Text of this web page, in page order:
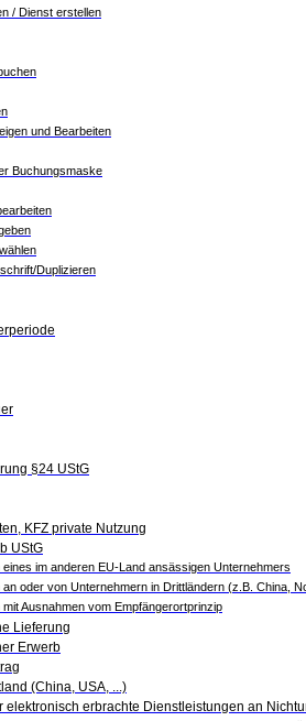
/ Dienst erstellen
und Bearbeiten
Buchungsmaske
Duplizieren
§24 UStG
KFZ private Nutzung
UStG
im anderen EU-Land ansässigen Unternehmers
oder von Unternehmern in Drittländern (z.B. China,
Ausnahmen vom Empfängerortprinzip
Lieferung
Erwerb
(China, USA, ...)
elektronisch erbrachte Dienstleistungen an